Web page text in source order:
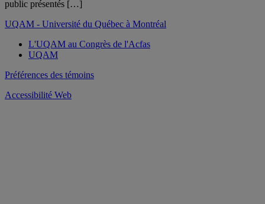
public présentés […]
UQAM - Université du Québec à Montréal
L'UQAM au Congrès de l'Acfas
UQAM
Préférences des témoins
Accessibilité Web